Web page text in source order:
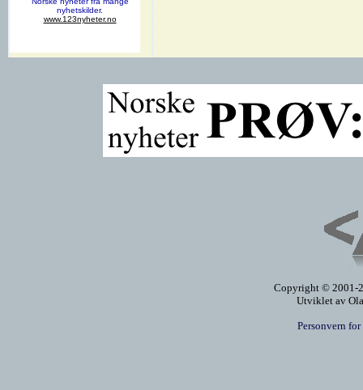
Copyright © 2001-
Utviklet av
Personvern